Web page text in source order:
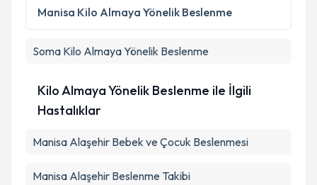
Manisa Kilo Almaya Yönelik Beslenme
Soma Kilo Almaya Yönelik Beslenme
Kilo Almaya Yönelik Beslenme ile İlgili
Hastalıklar
Manisa Alaşehir Bebek ve Çocuk Beslenmesi
Manisa Alaşehir Beslenme Takibi